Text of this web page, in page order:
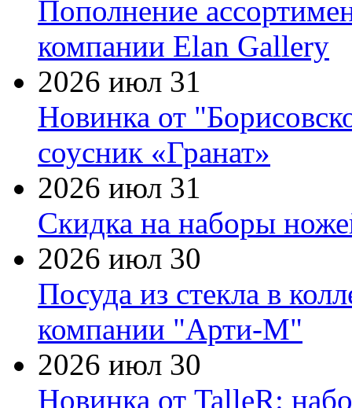
Пополнение
компании Elan Gallery
2026 июл 31
Новинка от
соусник «Гранат»
2026 июл 31
Скидка на наборы
2026 июл 30
Посуда из стекла в
компании "Арти-М"
2026 июл 30
Новинка от TalleR: